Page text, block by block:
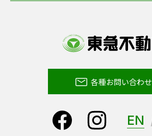
各種お問い合わせ
EN